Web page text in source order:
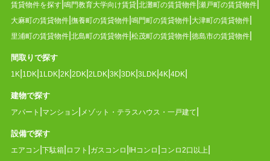
賃貸物件を探す 鳴門教育大学向け賃貸 北灘町の賃貸物件 瀬戸町の賃貸物件
大麻町の賃貸物件 撫養町の賃貸物件 鳴門町の賃貸物件 大津町の賃貸物件
里浦町の賃貸物件 北島町の賃貸物件 松茂町の賃貸物件 徳島市の賃貸物件
間取りで探す
1K 1DK 1LDK 2K 2DK 2LDK 3K 3DK 3LDK 4K 4DK
建物で探す
アパート マンション メゾット・テラスハウス・一戸建て
設備で探す
エアコン 下駄箱 ロフト ガスコンロ IHコンロ コンロ2口以上